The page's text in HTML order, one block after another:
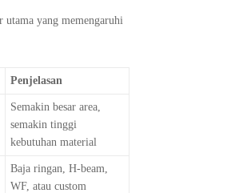
yang memengaruhi
Penjelasan
Semakin besar area,
semakin tinggi
kebutuhan material
Baja ringan, H-beam,
WF, atau custom